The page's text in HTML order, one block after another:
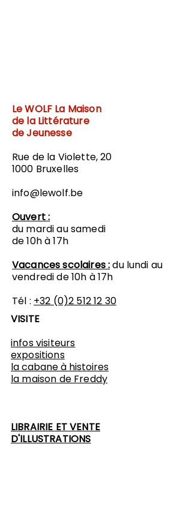
Le WOLF La Maison
de la Littérature
de Jeunesse
Rue de la Violette, 20
1000 Bruxelles
info@lewolf.be
Ouvert :
du mardi au samedi
de 10h à 17h
Vacances scolaires :du lundi au
vendredi de 10h à 17h
Tél : +32 (0)2 512 12 30
VISITE
infos visiteurs
expositions
​la cabane à histoires
la maison de Freddy
LIBRAIRIE ET VENTE
D'ILLUSTRATIONS